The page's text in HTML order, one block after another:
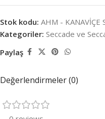
Stok kodu: AHM - KANAVİÇE
Kategoriler: Seccade ve
Paylaş
Değerlendirmeler (0)